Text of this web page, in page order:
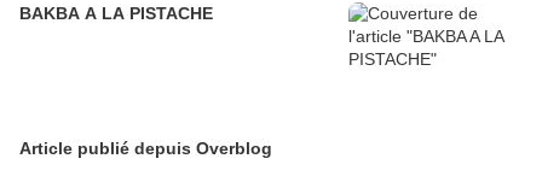
BAKBA A LA PISTACHE
Article publié depuis Overblog